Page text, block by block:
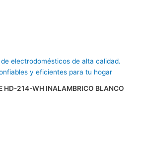
HD-214-WH INALAMBRICO BLANCO